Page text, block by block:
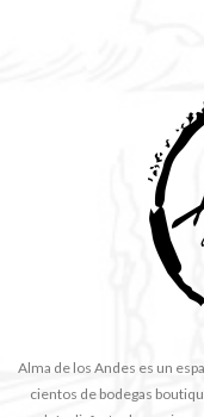
Alma de los Andes es un
cientos de bodegas